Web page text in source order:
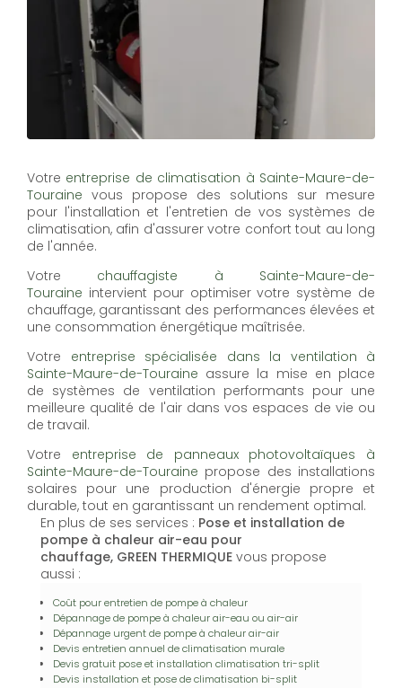
Votre entreprise de climatisation à Sainte-Maure-de-
Touraine vous propose des solutions sur mesure
pour l'installation et l'entretien de vos systèmes de
climatisation, afin d'assurer votre confort tout au long
de l'année.
Votre chauffagiste à Sainte-Maure-de-
Touraine intervient pour optimiser votre système de
chauffage, garantissant des performances élevées et
une consommation énergétique maîtrisée.
Votre entreprise spécialisée dans la ventilation à
Sainte-Maure-de-Touraine assure la mise en place
de systèmes de ventilation performants pour une
meilleure qualité de l'air dans vos espaces de vie ou
de travail.
Votre entreprise de panneaux photovoltaïques à
Sainte-Maure-de-Touraine propose des installations
solaires pour une production d'énergie propre et
durable, tout en garantissant un rendement optimal.
En plus de ses services : Pose et installation de
pompe à chaleur air-eau pour
chauffage, GREEN THERMIQUE vous propose
aussi :
Coût pour entretien de pompe à chaleur
Dépannage de pompe à chaleur air-eau ou air-air
Dépannage urgent de pompe à chaleur air-air
Devis entretien annuel de climatisation murale
Devis gratuit pose et installation climatisation tri-split
Devis installation et pose de climatisation bi-split